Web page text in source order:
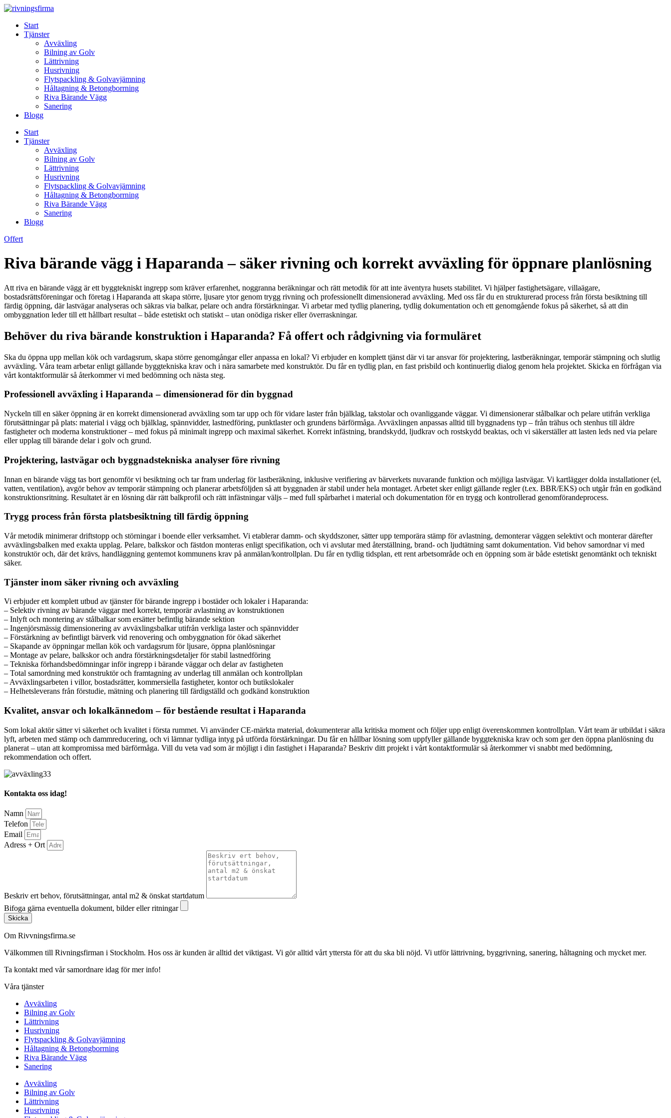
Skip
contentStart
Tjänster
Avväxling
Bilning av Golv
Lättrivning
Husrivning
Flytspackling & Golvavjämning
Håltagning & Betongborrning
Riva Bärande Vägg
Sanering
Blogg
Start
Tjänster
Avväxling
Bilning av Golv
Lättrivning
Husrivning
Flytspackling & Golvavjämning
Håltagning & Betongborrning
Riva Bärande Vägg
Sanering
Blogg
Offert
Riva bärande vägg i Haparanda – säker rivning och korrekt avväxling för öppnare planlösning
Att riva en bärande vägg är ett byggtekniskt ingrepp som kräver erfarenhet, noggranna beräkningar och rätt metodik för att inte äventyra husets stabilitet. Vi hjälper fastighetsägare, villaägare,
bostadsrättsföreningar och företag i Haparanda att skapa större, ljusare ytor genom trygg rivning och professionellt dimensionerad avväxling. Med oss får du en strukturerad process från första besiktning till
färdig öppning, där lastvägar analyseras och säkras via balkar, pelare och andra förstärkningar. Vi arbetar med tydlig planering, tydlig dokumentation och ett genomgående fokus på säkerhet, så att din
ombyggnation leder till ett hållbart resultat – både estetiskt och statiskt – utan onödiga risker eller överraskningar.
Behöver du riva bärande konstruktion i Haparanda? Få offert och rådgivning via formuläret
Ska du öppna upp mellan kök och vardagsrum, skapa större genomgångar eller anpassa en lokal? Vi erbjuder en komplett tjänst där vi tar ansvar för projektering, lastberäkningar, temporär stämpning och slutlig
avväxling. Våra team arbetar enligt gällande byggtekniska krav och i nära samarbete med konstruktör. Du får en tydlig plan, en fast prisbild och kontinuerlig dialog genom hela projektet. Skicka en förfrågan via
vårt kontaktformulär så återkommer vi med bedömning och nästa steg.
Professionell avväxling i Haparanda – dimensionerad för din byggnad
Nyckeln till en säker öppning är en korrekt dimensionerad avväxling som tar upp och för vidare laster från bjälklag, takstolar och ovanliggande väggar. Vi dimensionerar stålbalkar och pelare utifrån verkliga
förutsättningar på plats: material i vägg och bjälklag, spännvidder, lastnedföring, punktlaster och grundens bärförmåga. Avväxlingen anpassas alltid till byggnadens typ – från trähus och stenhus till äldre
fastigheter och moderna konstruktioner – med fokus på minimalt ingrepp och maximal säkerhet. Korrekt infästning, brandskydd, ljudkrav och rostskydd beaktas, och vi säkerställer att lasten leds ned via pelare
eller upplag till bärande delar i golv och grund.
Projektering, lastvägar och byggnadstekniska analyser före rivning
Innan en bärande vägg tas bort genomför vi besiktning och tar fram underlag för lastberäkning, inklusive verifiering av bärverkets nuvarande funktion och möjliga lastvägar. Vi kartlägger dolda installationer (el,
vatten, ventilation), avgör behov av temporär stämpning och planerar arbetsföljden så att byggnaden är stabil under hela montaget. Arbetet sker enligt gällande regler (t.ex. BBR/EKS) och utgår från en godkänd
konstruktionsritning. Resultatet är en lösning där rätt balkprofil och rätt infästningar väljs – med full spårbarhet i material och dokumentation för en trygg och kontrollerad genomförandeprocess.
Trygg process från första platsbesiktning till färdig öppning
Vår metodik minimerar driftstopp och störningar i boende eller verksamhet. Vi etablerar damm- och skyddszoner, sätter upp temporära stämp för avlastning, demonterar väggen selektivt och monterar därefter
avväxlingsbalken med exakta upplag. Pelare, balkskor och fästdon monteras enligt specifikation, och vi avslutar med återställning, brand- och ljudtätning samt dokumentation. Vid behov samordnar vi med
konstruktör och, där det krävs, handläggning gentemot kommunens krav på anmälan/kontrollplan. Du får en tydlig tidsplan, ett rent arbetsområde och en öppning som är både estetiskt genomtänkt och tekniskt
säker.
Tjänster inom säker rivning och avväxling
Vi erbjuder ett komplett utbud av tjänster för bärande ingrepp i bostäder och lokaler i Haparanda:
– Selektiv rivning av bärande väggar med korrekt, temporär avlastning av konstruktionen
– Inlyft och montering av stålbalkar som ersätter befintlig bärande sektion
– Ingenjörsmässig dimensionering av avväxlingsbalkar utifrån verkliga laster och spännvidder
– Förstärkning av befintligt bärverk vid renovering och ombyggnation för ökad säkerhet
– Skapande av öppningar mellan kök och vardagsrum för ljusare, öppna planlösningar
– Montage av pelare, balkskor och andra förstärkningsdetaljer för stabil lastnedföring
– Tekniska förhandsbedömningar inför ingrepp i bärande väggar och delar av fastigheten
– Total samordning med konstruktör och framtagning av underlag till anmälan och kontrollplan
– Avväxlingsarbeten i villor, bostadsrätter, kommersiella fastigheter, kontor och butikslokaler
– Helhetsleverans från förstudie, mätning och planering till färdigställd och godkänd konstruktion
Kvalitet, ansvar och lokalkännedom – för bestående resultat i Haparanda
Som lokal aktör sätter vi säkerhet och kvalitet i första rummet. Vi använder CE-märkta material, dokumenterar alla kritiska moment och följer upp enligt överenskommen kontrollplan. Vårt team är utbildat i säkra
lyft, arbeten med stämp och dammreducering, och vi lämnar tydliga intyg på utförda förstärkningar. Du får en hållbar lösning som uppfyller gällande byggtekniska krav och som ger den öppna planlösning du
planerat – utan att kompromissa med bärförmåga. Vill du veta vad som är möjligt i din fastighet i Haparanda? Beskriv ditt projekt i vårt kontaktformulär så återkommer vi snabbt med bedömning,
rekommendation och offert.
Kontakta oss idag!
Namn
Telefon
Email
Adress + Ort
Beskriv ert behov, förutsättningar, antal m2 & önskat startdatum
Bifoga gärna eventuella dokument, bilder eller ritningar
Skicka
Om Rivvningsfirma.se
Välkommen till Rivningsfirman i Stockholm. Hos oss är kunden är alltid det viktigast. Vi gör alltid vårt yttersta för att du ska bli nöjd. Vi utför lättrivning, byggrivning, sanering, håltagning och mycket mer.
Ta kontakt med vår samordnare idag för mer info!
Våra tjänster
Avväxling
Bilning av Golv
Lättrivning
Husrivning
Flytspackling & Golvavjämning
Håltagning & Betongborrning
Riva Bärande Vägg
Sanering
Avväxling
Bilning av Golv
Lättrivning
Husrivning